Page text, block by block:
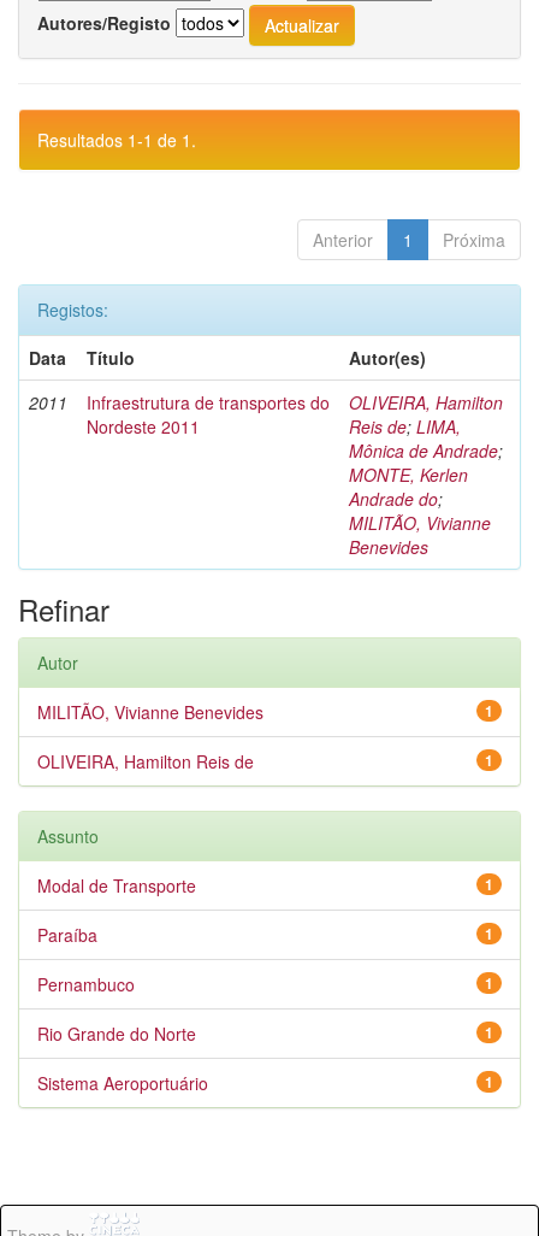
Autores/Registo
Resultados 1-1 de 1.
Anterior 1 Próxima
Registos:
Data
Título
Autor(es)
2011
Infraestrutura de transportes do
Nordeste 2011
OLIVEIRA, Hamilton
Reis de; LIMA,
Mônica de Andrade;
MONTE, Kerlen
Andrade do;
MILITÃO, Vivianne
Benevides
Refinar
Autor
1
MILITÃO, Vivianne Benevides
1
OLIVEIRA, Hamilton Reis de
Assunto
1
Modal de Transporte
1
Paraíba
1
Pernambuco
1
Rio Grande do Norte
1
Sistema Aeroportuário